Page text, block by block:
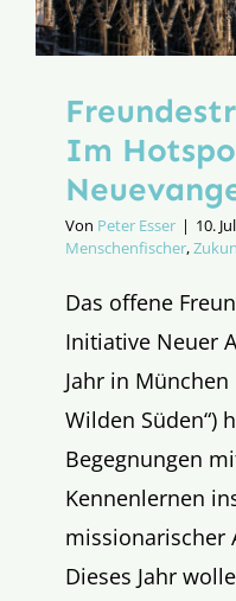
Im
Von Peter Esser | 10.
Menschenfischer,
Das offene
Initiative Neuer
Jahr in
Wilden Süden“)
Begegnungen
Kennenlernen
missionarischer
Dieses Jahr